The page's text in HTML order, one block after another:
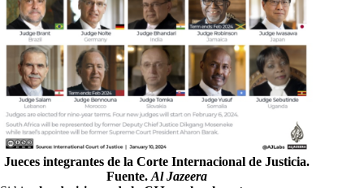
Jueces integrantes de la Corte Internacional de Justicia.
Fuente. Al Jazeera